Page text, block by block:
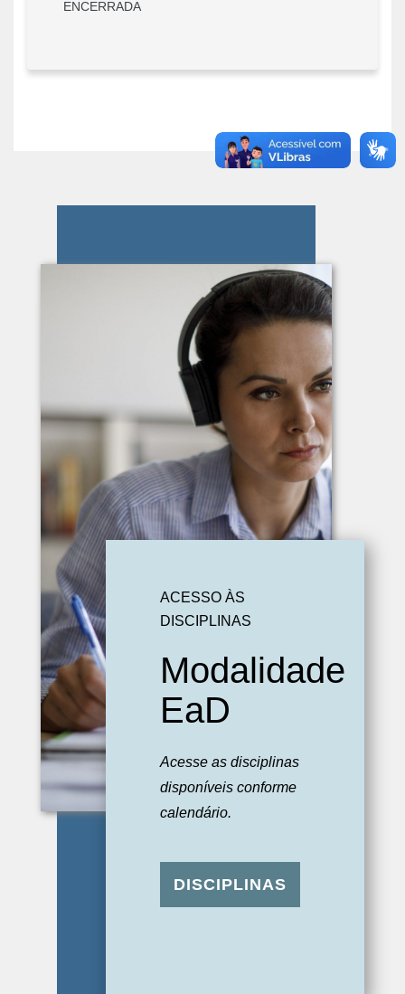
ENCERRADA
Pular [eva] Sobre o EVA info
ACESSO ÀS
DISCIPLINAS
Modalidade
EaD
Acesse as disciplinas
disponíveis conforme
calendário.
DISCIPLINAS